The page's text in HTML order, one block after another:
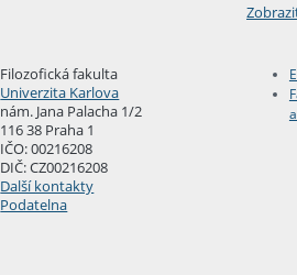
Filozofická fakulta
Univerzita Karlova
nám. Jana Palacha 1/2
116 38 Praha 1
IČO: 00216208
DIČ: CZ00216208
Další kontakty
Podatelna